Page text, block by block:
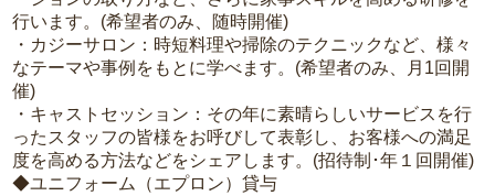
行います。(希望者のみ、随時開催)
・カジーサロン：時短料理や掃除のテクニックなど、様々
なテーマや事例をもとに学べます。(希望者のみ、月1回開
催)
・キャストセッション：その年に素晴らしいサービスを行
ったスタッフの皆様をお呼びして表彰し、お客様への満足
度を高める方法などをシェアします。(招待制･年１回開催)
◆ユニフォーム（エプロン）貸与